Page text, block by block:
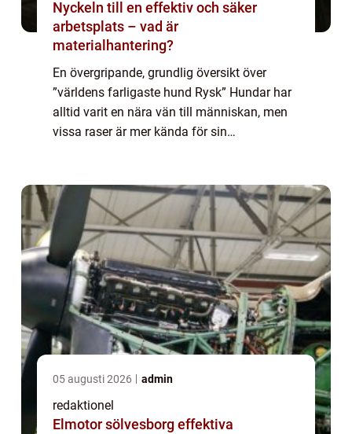
Nyckeln till en effektiv och säker
arbetsplats – vad är
materialhantering?
En övergripande, grundlig översikt över
”världens farligaste hund Rysk” Hundar har
alltid varit en nära vän till människan, men
vissa raser är mer kända för sin
05 augusti 2026 admin
redaktionel
Elmotor sölvesborg effektiva